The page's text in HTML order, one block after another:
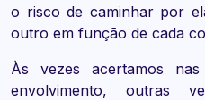
o risco de caminhar por
outro em função de cada
Às vezes acertamos
envolvimento, outras